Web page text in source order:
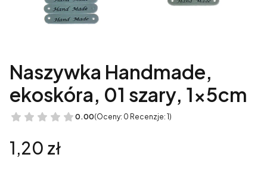
Naszywka Handmade,
ekoskóra, 01 szary, 1x5cm
0.00(Oceny: 0 Recenzje: 1)
Cena
1,20 zł